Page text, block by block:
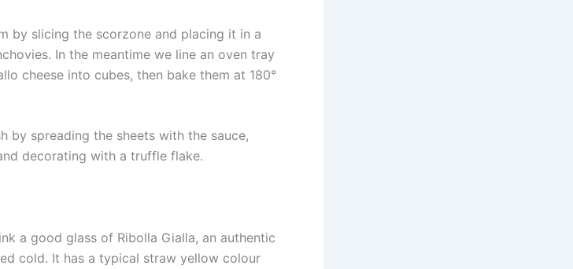
by slicing the scorzone and placing it in a
In the meantime we line an oven tray
cheese into cubes, then bake them at 180°
by spreading the sheets with the sauce,
decorating with a truffle flake.
a good glass of Ribolla Gialla, an authentic
cold. It has a typical straw yellow colour